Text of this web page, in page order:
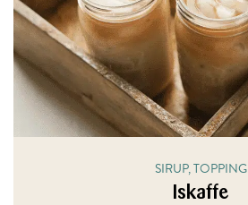
SIRUP, TOPPING
Iskaffe